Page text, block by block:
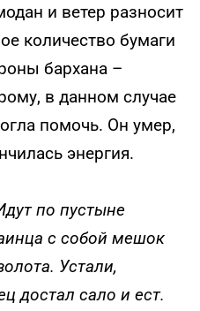
и ветер разносит
количество бумаги
бархана –
в данном случае
помочь. Он умер,
энергия.
по пустыне
с собой мешок
Устали,
достал сало и ест.